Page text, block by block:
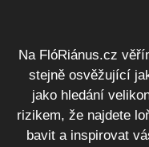
Na FlóRiánus.cz
stejně osvěžující
jako hledání
rizikem, že najdete
bavit a inspirovat